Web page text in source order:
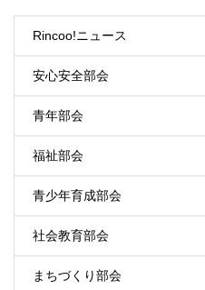
Rincoo!ニュース
安心安全部会
青年部会
福祉部会
青少年育成部会
社会教育部会
まちづくり部会